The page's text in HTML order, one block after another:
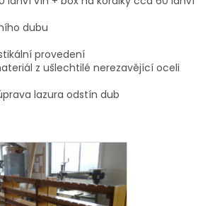
dubu
provedení
z ušlechtilé nerezavějící oceli
lazura odstín dub